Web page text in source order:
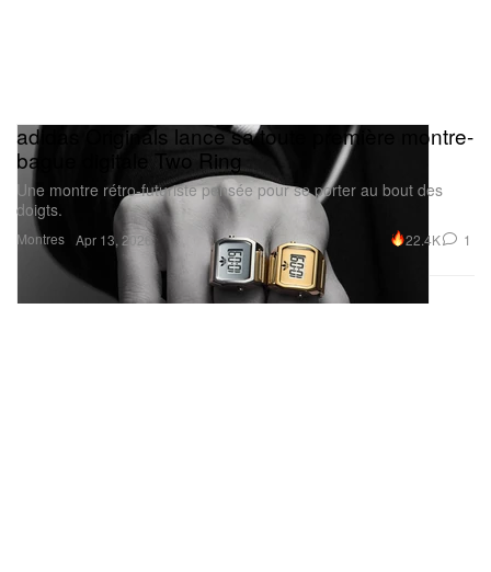
Montres
adidas Originals lance sa toute première montre-
bague digitale Two Ring
Une montre rétro-futuriste pensée pour se porter au bout des
doigts.
Apr 13, 2026 22.4K 1